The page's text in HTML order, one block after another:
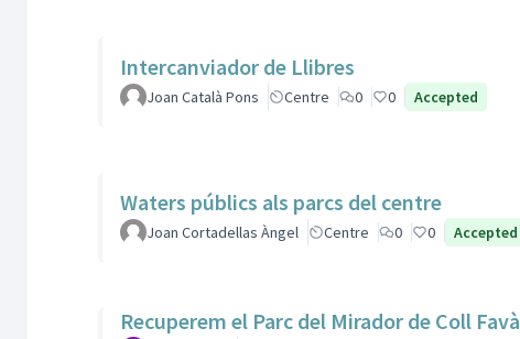
Intercanviador de Llibres
Joan Català Pons Centre 0 0 Accepted
Waters públics als parcs del centre
Joan Cortadellas Àngel Centre 0 0 Accepted
Recuperem el Parc del Mirador de Coll Favà